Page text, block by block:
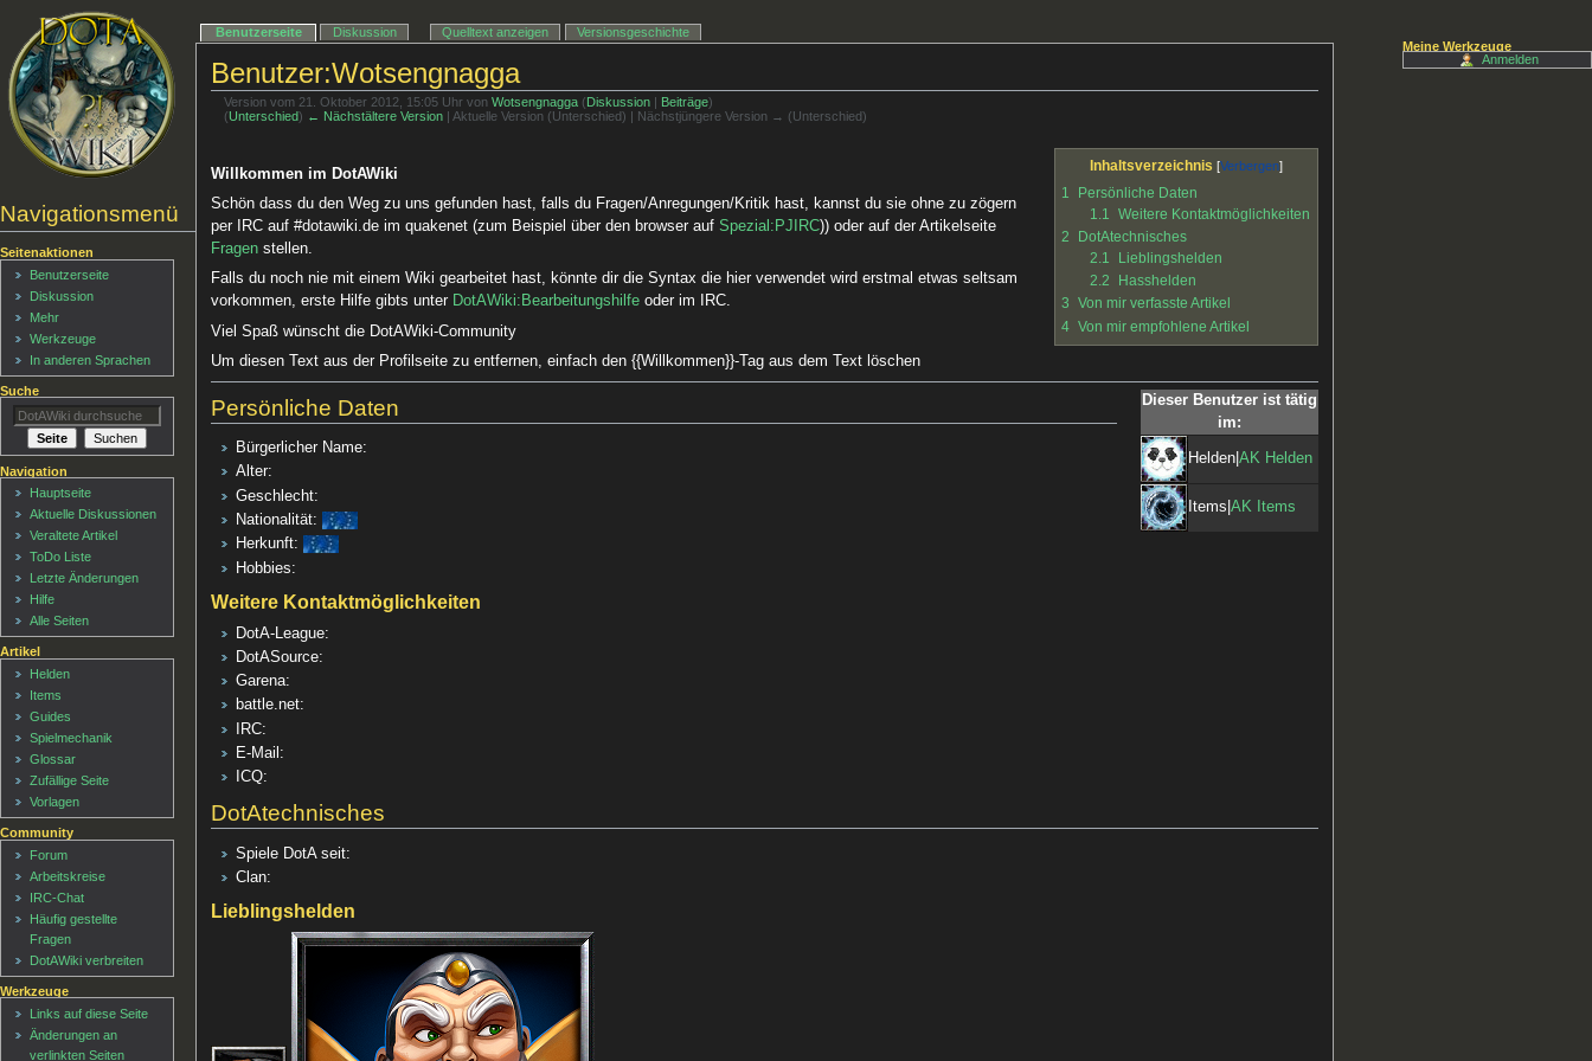
Benutzer:Wotsengnagga
Version vom 21. Oktober 2012, 15:05 Uhr von Wotsengnagga (Diskussion | Beiträge)
(Unterschied) ← Nächstältere Version | Aktuelle Version (Unterschied) | Nächstjüngere Version → (Unterschied)
Inhaltsverzeichnis
1
Persönliche Daten
1.1
Weitere Kontaktmöglichkeiten
2
DotAtechnisches
2.1
Lieblingshelden
2.2
Hasshelden
3 Von mir verfasste Artikel
4 Von mir empfohlene Artikel
Willkommen im DotAWiki
Schön dass du den Weg zu uns gefunden hast, falls du Fragen/Anregungen/Kritik hast, kannst du sie ohne zu zögern
per IRC auf #dotawiki.de im quakenet (zum Beispiel über den browser aufSpezial:PJIRC)) oder auf der Artikelseite
Fragen stellen.
Falls du noch nie mit einem Wiki gearbeitet hast, könnte dir die Syntax die hier verwendet wird erstmal etwas seltsam
vorkommen, erste Hilfe gibts unter DotAWiki:Bearbeitungshilfe oder im IRC.
Viel Spaß wünscht die DotAWiki-Community
Um diesen Text aus der Profilseite zu entfernen, einfach den {{Willkommen}}-Tag aus dem Text löschen
Dieser Benutzer ist tätig
im:
Helden| AK Helden
Items| AK Items
Persönliche Daten
Bürgerlicher Name:
Alter:
Geschlecht:
Nationalität:
Herkunft:
Hobbies:
Weitere Kontaktmöglichkeiten
DotA-League:
DotASource:
Garena:
battle.net:
IRC:
E-Mail:
ICQ:
DotAtechnisches
Spiele DotA seit:
Clan:
Lieblingshelden
Navigationsmenü
Benutzerseite Diskussion Quelltext anzeigen Versionsgeschichte
Seitenaktionen
Benutzerseite
Diskussion
Mehr
Werkzeuge
In anderen Sprachen
Meine Werkzeuge
Anmelden
Suche
Navigation
Hauptseite
Aktuelle Diskussionen
Veraltete Artikel
ToDo Liste
Letzte Änderungen
Hilfe
Alle Seiten
Artikel
Helden
Items
Guides
Spielmechanik
Glossar
Zufällige Seite
Vorlagen
Community
Forum
Arbeitskreise
IRC-Chat
Häufig gestellte
Fragen
DotAWiki verbreiten
Werkzeuge
Links auf diese Seite
Änderungen an
verlinkten Seiten